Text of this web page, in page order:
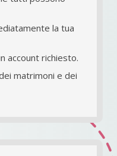
la tua
account richiesto.
matrimoni e dei